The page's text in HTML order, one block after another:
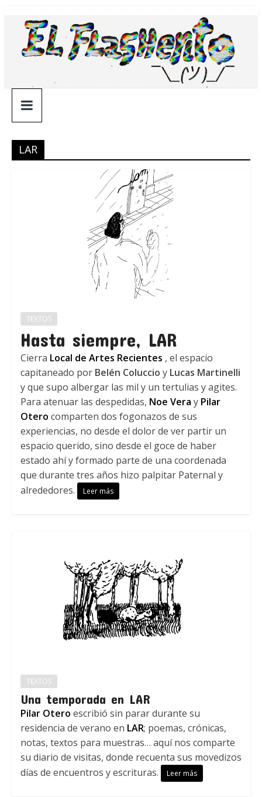
contenido
¯\_(ツ)_/
¯
LAR
TEXTOS
Hasta siempre, LAR
Cierra Local de Artes Recientes , el espacio
capitaneado por Belén Coluccio y Lucas Martinelli
y que supo albergar las mil y un tertulias y agites.
Para atenuar las despedidas, Noe Vera y Pilar
Otero comparten dos fogonazos de sus
experiencias, no desde el dolor de ver partir un
espacio querido, sino desde el goce de haber
estado ahí y formado parte de una coordenada
que durante tres años hizo palpitar Paternal y
alrededores.
Leer más
TEXTOS
Una temporada en LAR
Pilar Otero escribió sin parar durante su
residencia de verano en LAR; poemas, crónicas,
notas, textos para muestras… aquí nos comparte
su diario de visitas, donde recuenta sus movedizos
días de encuentros y escrituras.
Leer más